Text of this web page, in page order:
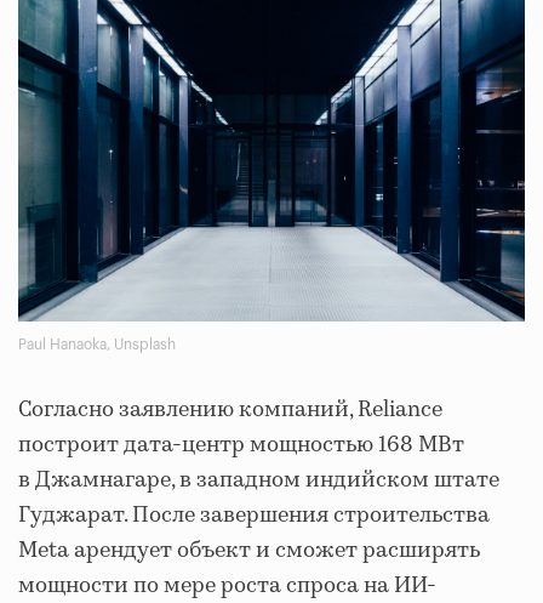
Paul Hanaoka, Unsplash
Согласно заявлению компаний, Reliance
построит дата-центр мощностью 168 МВт
в Джамнагаре, в западном индийском штате
Гуджарат. После завершения строительства
Meta арендует объект и сможет расширять
мощности по мере роста спроса на ИИ-